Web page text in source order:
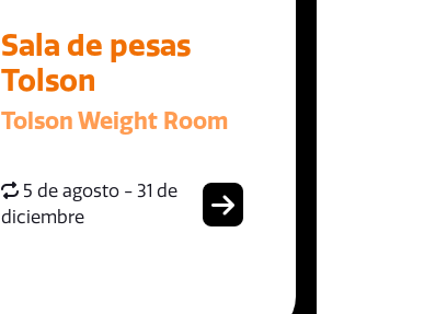
Sala de pesas
Tolson
Tolson Weight Room
5 de agosto - 31 de
diciembre